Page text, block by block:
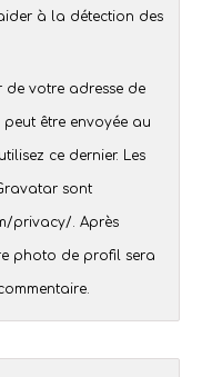
à la détection des
de votre adresse de
être envoyée au
ce dernier. Les
sont
privacy/. Après
photo de profil sera